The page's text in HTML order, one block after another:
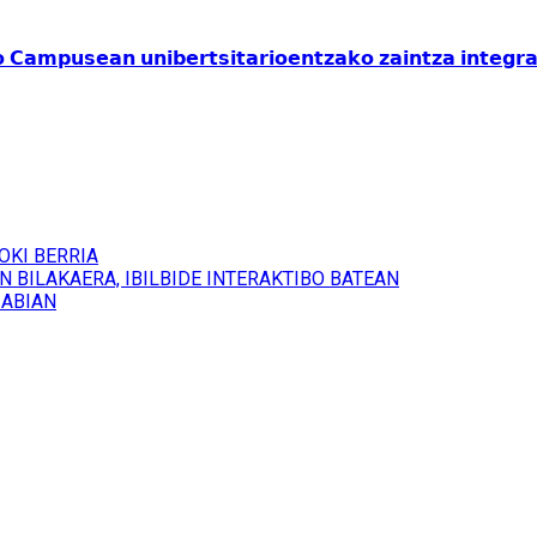
𝘂𝗻𝗶𝗯𝗲𝗿𝘁𝘀𝗶𝘁𝗮𝗿𝗶𝗼𝗲𝗻𝘁𝘇𝗮𝗸𝗼 𝘇𝗮𝗶𝗻𝘁𝘇𝗮
BERRIA
BILAKAERA, IBILBIDE INTERAKTIBO BATEAN